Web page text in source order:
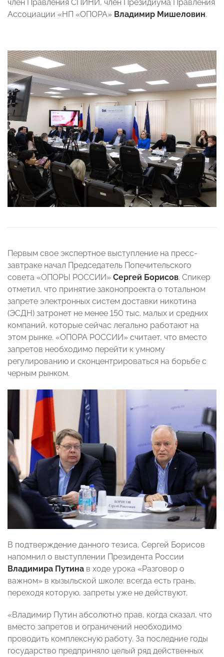
член Правления СПИНИ, член Президиума Правления
Ассоциации «НП «ОПОРА» Владимир Мишеловин.
Первым свое экспертное выступление на пресс-
завтраке начал Председатель Попечительского
совета «ОПОРЫ РОССИИ» Сергей Борисов. Спикер
отметил, что принятие законопроекта о тотальном
запрете электронных систем доставки никотина
(ЭСДН) затронет не менее 150 тыс. малых и средних
компаний, которые сейчас легально работают на
этом рынке. «ОПОРА РОССИИ» считает, что вместо
запретов необходимо перейти к умному
регулированию и сконцентрироваться на борьбе с
черным рынком.
В подтверждение данного тезиса, Сергей Борисов
напомнил о выступлении Президента России
Владимира Путина в ходе урока «Разговор о
важном» в кызыльской школе: всегда есть грань,
переходя которую, запреты уже не действуют.
«Владимир Путин абсолютно прав, когда сказал, что
вместо запретов и ограничений необходимо
проводить комплексную работу. За последние годы
государство предприняло целый ряд действенных